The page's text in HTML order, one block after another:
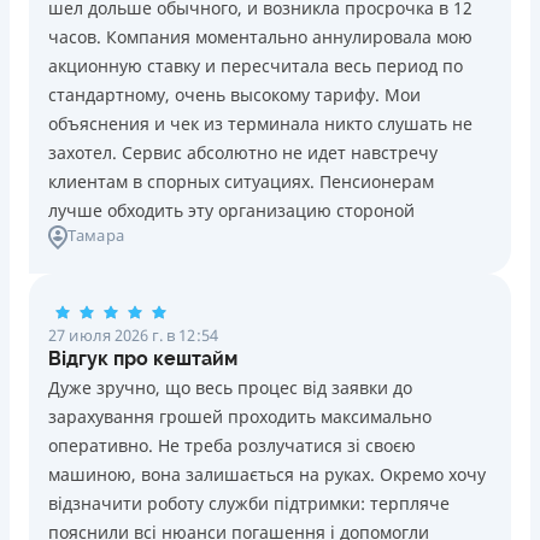
Погашение
В кассах и терминалах отделений
Оплата на расчетный счёт
Онлайн (через сайт или интернет-банкинг)
Через терминалы самообслуживания
Лицензия НБУ
Лицензия НБУ №10
Вся информация о кредите
ПОЛУЧИТЬ ЗАЙМ
Возраст
18 - 70 лет
Преимущества
Сниженная процентная ставка 0,01% в день для
новых клиентов на период от 3 до 30 дней (после
этого стандартная ставка 1%)
Запрашиваются только данные паспорта, ИНН, номер
банковской карты и телефона
проблемной кредитной историей.
Переводятся деньги на банковскую карту сразу после
подписания электронного договора о предоставлении
кредита
Дарятся скидки до -99% постоянным клиентам на
будущие кредиты согласно программе лояльности
Программа лояльности для постоянных клиентов
Круглосуточная поддержка в Viber, Telegram,
шел дольше обычного, и возникла просрочка в 12
часов. Компания моментально аннулировала мою
акционную ставку и пересчитала весь период по
стандартному, очень высокому тарифу. Мои
объяснения и чек из терминала никто слушать не
захотел. Сервис абсолютно не идет навстречу
клиентам в спорных ситуациях. Пенсионерам
лучше обходить эту организацию стороной
Тамара
27 июля 2026 г. в 12:54
Відгук про кештайм
Дуже зручно, що весь процес від заявки до
зарахування грошей проходить максимально
оперативно. Не треба розлучатися зі своєю
машиною, вона залишається на руках. Окремо хочу
відзначити роботу служби підтримки: терпляче
пояснили всі нюанси погашення і допомогли